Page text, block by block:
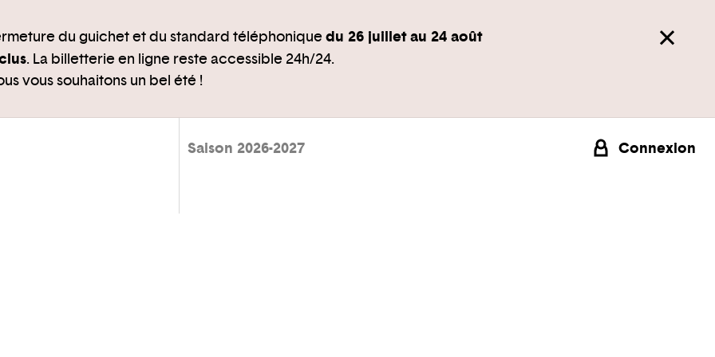
du guichet et du standard téléphoniquedu 26 juillet au 24 août
. La billetterie en ligne reste accessible 24h/24.
vous souhaitons un bel été !
Saison 2026-2027 Connexion